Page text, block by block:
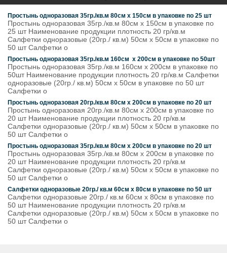
Простынь одноразовая 35гр./кв.м 80см х 150см в упаковке по 25 шт
Простынь одноразовая 35гр./кв.м 80см х 150см в упаковке по
25 шт Наименование продукции плотность 20 гр/кв.м
Салфетки одноразовые (20гр./ кв.м) 50см х 50см в упаковке по
50 шт Салфетки о
Простынь одноразовая 35гр./кв.м 160см х 200см в упаковке по 50шт
Простынь одноразовая 35гр./кв.м 160см х 200см в упаковке по
50шт Наименование продукции плотность 20 гр/кв.м Салфетки
одноразовые (20гр./ кв.м) 50см х 50см в упаковке по 50 шт
Салфетки о
Простынь одноразовая 20гр./кв.м 80см х 200см в упаковке по 20 шт
Простынь одноразовая 20гр./кв.м 80см х 200см в упаковке по
20 шт Наименование продукции плотность 20 гр/кв.м
Салфетки одноразовые (20гр./ кв.м) 50см х 50см в упаковке по
50 шт Салфетки о
Простынь одноразовая 35гр./кв.м 80см х 200см в упаковке по 20 шт
Простынь одноразовая 35гр./кв.м 80см х 200см в упаковке по
20 шт Наименование продукции плотность 20 гр/кв.м
Салфетки одноразовые (20гр./ кв.м) 50см х 50см в упаковке по
50 шт Салфетки о
Салфетки одноразовые 20гр./ кв.м 60см х 80см в упаковке по 50 шт
Салфетки одноразовые 20гр./ кв.м 60см х 80см в упаковке по
50 шт Наименование продукции плотность 20 гр/кв.м
Салфетки одноразовые (20гр./ кв.м) 50см х 50см в упаковке по
50 шт Салфетки о